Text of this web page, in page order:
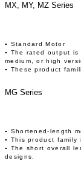
MX, MY, MZ Series
▪ Standard Motor
▪ The rated output is
medium, or high
▪ These product
MG Series
▪ Shortened-length
▪ This product family
▪ The short overall
designs.